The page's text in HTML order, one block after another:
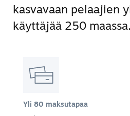
kasvavaan pelaajien
käyttäjää 250 maassa.
Yli 80 maksutapaa